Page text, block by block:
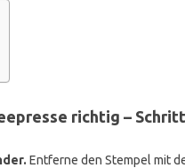
richtig –
Entferne den Stempel mit